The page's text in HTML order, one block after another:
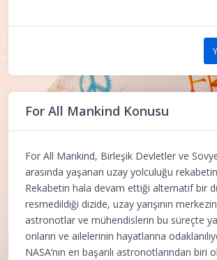
For All Mankind Konusu
For All Mankind, Birleşik Devletler ve
arasında yaşanan uzay yolculuğu
Rekabetin hala devam ettiği alternatif bir
resmedildiği dizide, uzay yarışının
astronotlar ve mühendislerin bu süreçte
onların ve ailelerinin hayatlarına
NASA’nın en başarılı astronotlarından biri